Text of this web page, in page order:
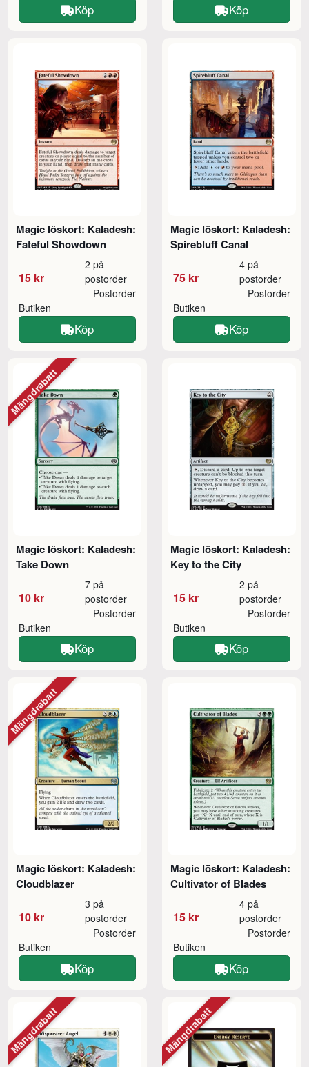
Köp Köp
Magic löskort: Kaladesh:
Fateful Showdown
15 kr
2 på
postorder
Butiken
Postorder
Köp
Magic löskort: Kaladesh:
Spirebluff Canal
75 kr
4 på
postorder
Butiken
Postorder
Köp
Magic löskort: Kaladesh:
Take Down
10 kr
7 på
postorder
Butiken
Postorder
Köp
Mängdrabatt
Magic löskort: Kaladesh:
Key to the City
15 kr
2 på
postorder
Butiken
Postorder
Köp
Magic löskort: Kaladesh:
Cloudblazer
10 kr
3 på
postorder
Butiken
Postorder
Köp
Mängdrabatt
Magic löskort: Kaladesh:
Cultivator of Blades
15 kr
4 på
postorder
Butiken
Postorder
Köp
Mängdrabatt Mängdrabatt